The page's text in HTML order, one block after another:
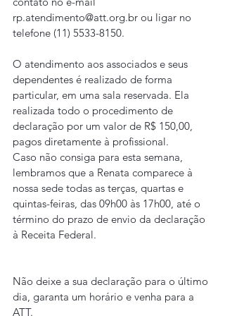
rp.atendimento@att.org.br ou ligar no
telefone (11) 5533-8150.
O atendimento aos associados e seus
dependentes é realizado de forma
particular, em uma sala reservada. Ela
realizada todo o procedimento de
declaração por um valor de R$ 150,00,
pagos diretamente à profissional.
Caso não consiga para esta semana,
lembramos que a Renata comparece à
nossa sede todas as terças, quartas e
quintas-feiras, das 09h00 às 17h00, até o
término do prazo de envio da declaração
à Receita Federal.
Não deixe a sua declaração para o último
dia, garanta um horário e venha para a
ATT.